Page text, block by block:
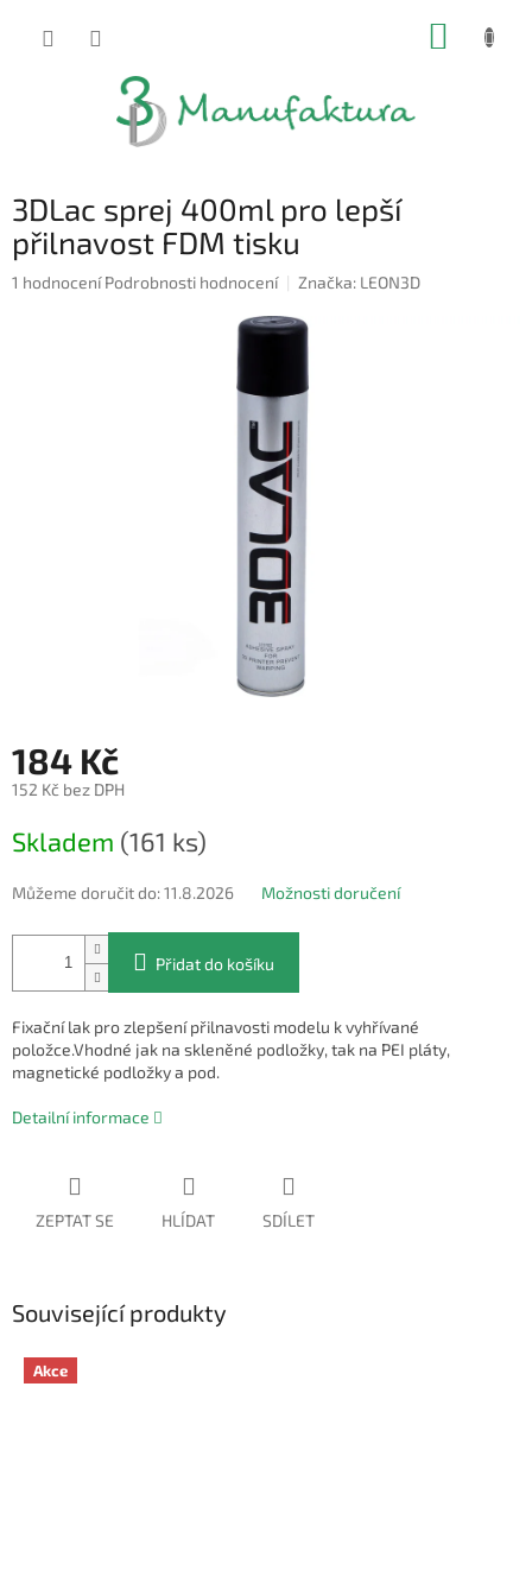
3DLac sprej 400ml pro lepší
přilnavost FDM tisku
Průměrné
1 hodnocení Podrobnosti hodnocení Značka: LEON3D
184 Kč
152 Kč bez DPH
cena:
Skladem (161 ks)
Můžeme doručit do:11.8.2026 Možnosti doručení
Přidat do košíku
Fixační lak pro zlepšení přilnavosti modelu k vyhřívané
položce.Vhodné jak na skleněné podložky, tak na PEI pláty,
magnetické podložky a pod.
Detailní informace
ZEPTAT SE HLÍDAT SDÍLET
Související produkty
Akce